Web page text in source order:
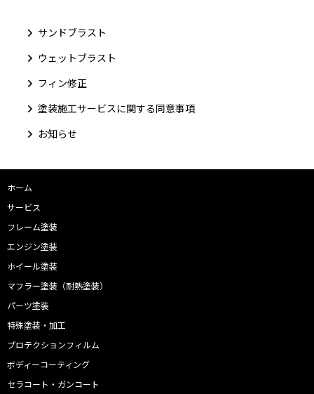
サンドブラスト
ウェットブラスト
フィン修正
塗装施工サービスに関する同意事項
お知らせ
ホーム
サービス
フレーム塗装
エンジン塗装
ホイール塗装
マフラー塗装（耐熱塗装）
パーツ塗装
特殊塗装・加工
プロテクションフィルム
ボディーコーティング
セラコート・ガンコート